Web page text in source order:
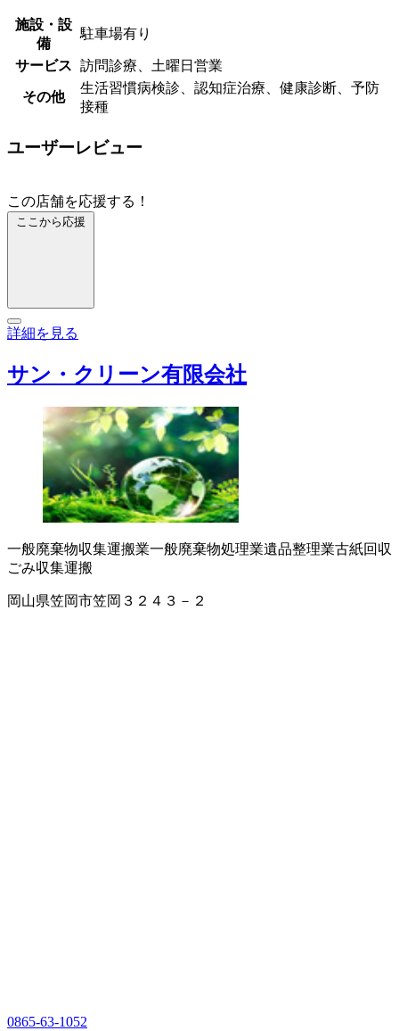
施設・設
備
駐車場有り
サービス 訪問診療、土曜日営業
その他
生活習慣病検診、認知症治療、健康診断、予防
接種
ユーザーレビュー
この店舗を応援する！
ここから応援
詳細を見る
サン・クリーン有限会社
一般廃棄物収集運搬業一般廃棄物処理業遺品整理業古紙回収
ごみ収集運搬
岡山県笠岡市笠岡３２４３－２
0865-63-1052